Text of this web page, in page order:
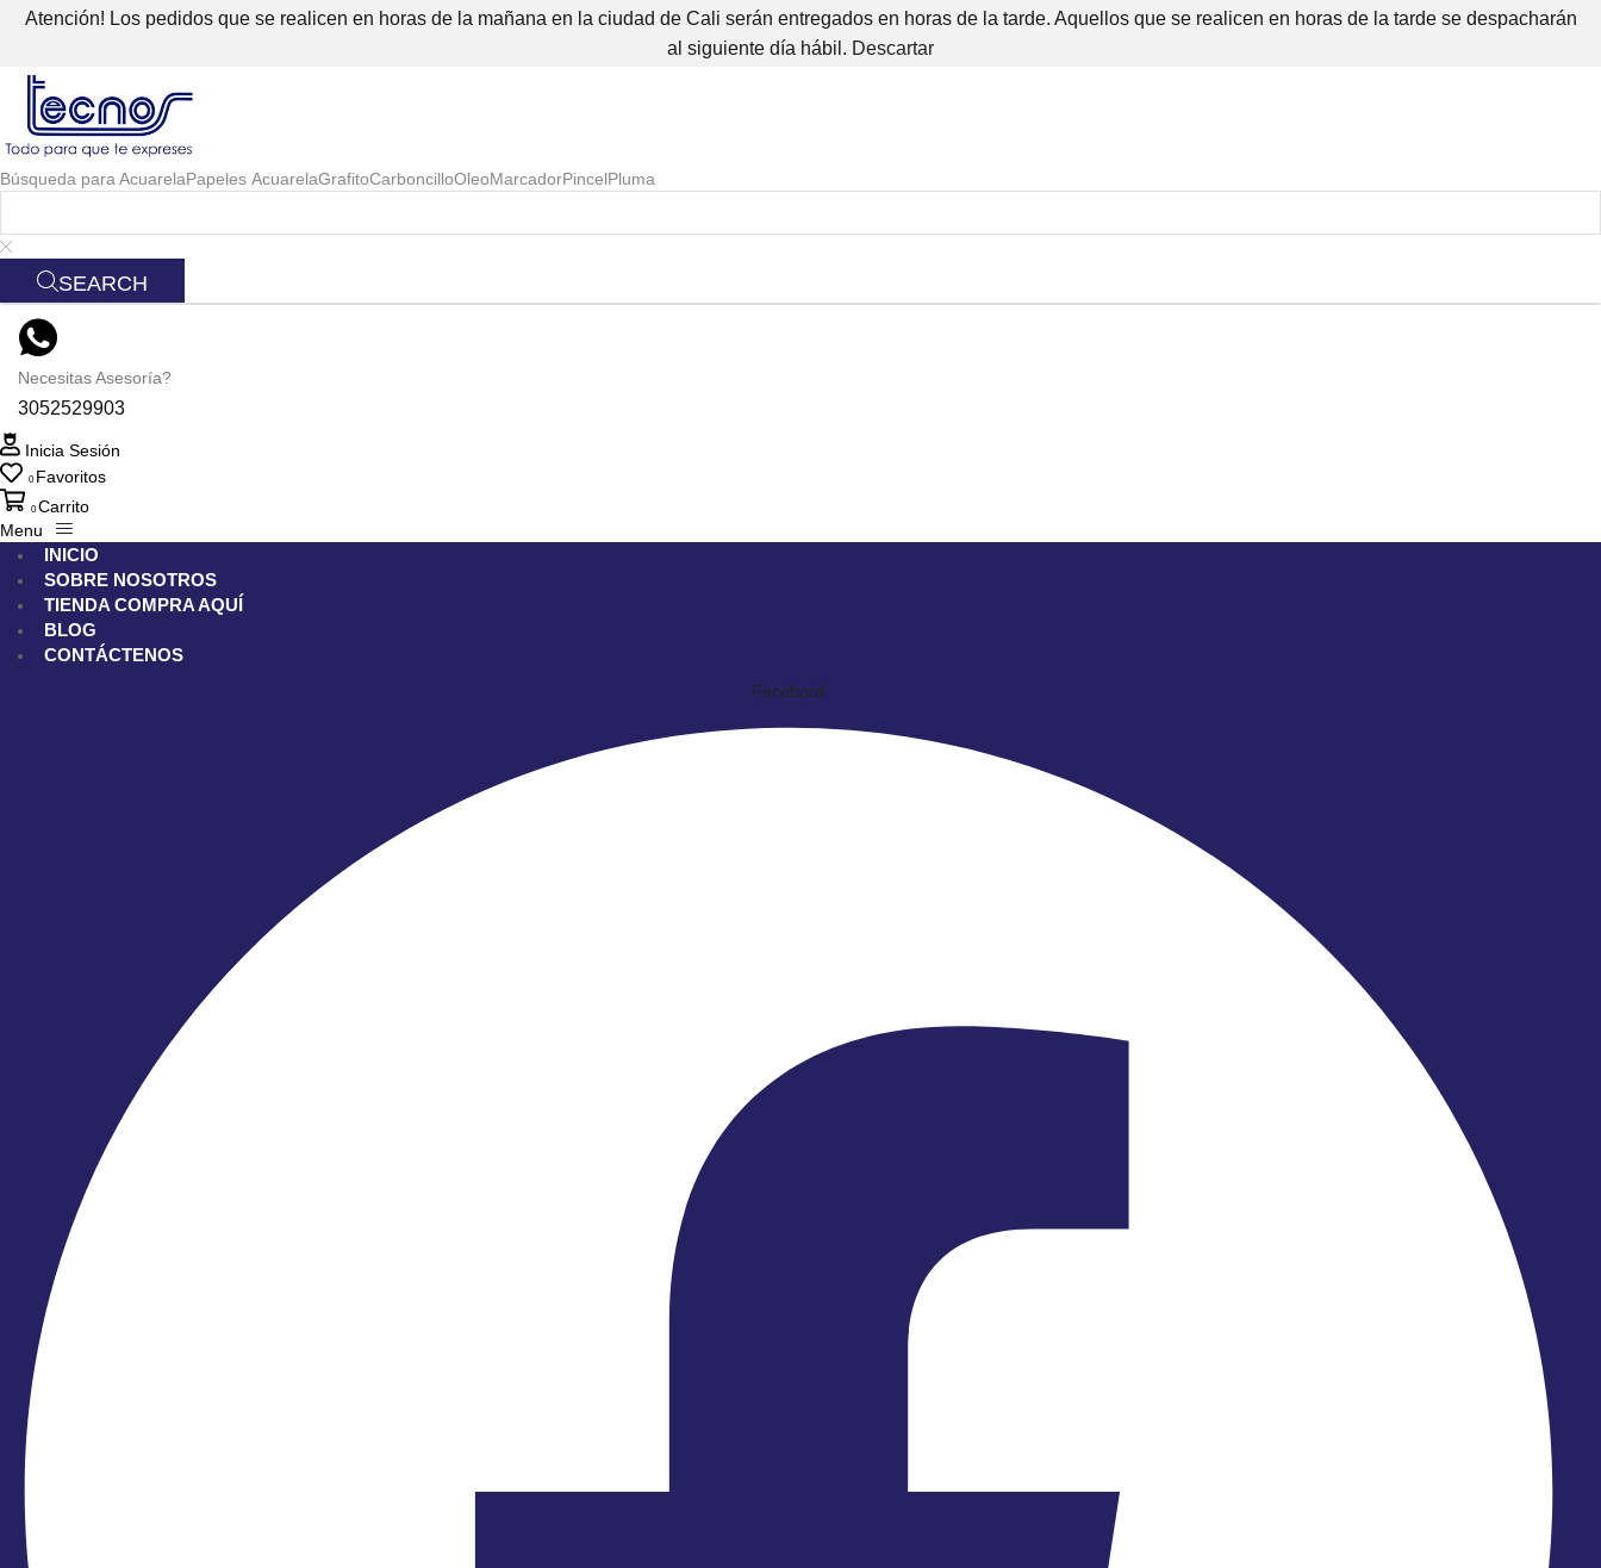
Atención! Los pedidos que se realicen en horas de la mañana en la ciudad de Cali serán entregados en horas de la tarde. Aquellos que se realicen en horas de la tarde se despacharán
al siguiente día hábil. Descartar
Búsqueda para AcuarelaPapeles AcuarelaGrafitoCarboncilloOleoMarcadorPincelPluma
SEARCH
Necesitas Asesoría?
3052529903
Inicia Sesión
0 Favoritos
0Carrito
Menu
INICIO
SOBRE NOSOTROS
TIENDA COMPRA AQUÍ
BLOG
CONTÁCTENOS
Facebook